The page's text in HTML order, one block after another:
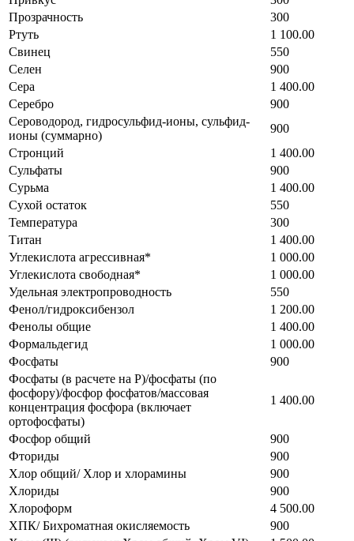
Прозрачность
300
Ртуть
1 100.00
Свинец
550
Селен
900
Сера
1 400.00
Серебро
900
Сероводород, гидросульфид-ионы, сульфид-
ионы (суммарно)
900
Стронций
1 400.00
Сульфаты
900
Сурьма
1 400.00
Сухой остаток
550
Температура
300
Титан
1 400.00
Углекислота агрессивная*
1 000.00
Углекислота свободная*
1 000.00
Удельная электропроводность
550
Фенол/гидроксибензол
1 200.00
Фенолы общие
1 400.00
Формальдегид
1 000.00
Фосфаты
900
Фосфаты (в расчете на Р)/фосфаты (по
фосфору)/фосфор фосфатов/массовая
концентрация фосфора (включает
ортофосфаты)
1 400.00
Фосфор общий
900
Фториды
900
Хлор общий/ Хлор и хлорамины
900
Хлориды
900
Хлороформ
4 500.00
ХПК/ Бихроматная окисляемость
900